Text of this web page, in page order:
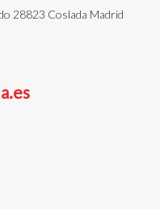
28823 Coslada Madrid